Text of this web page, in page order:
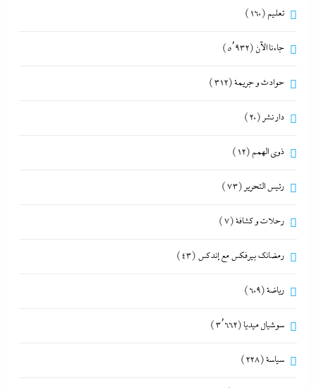
تعليم (160)
جاءنا الآن (5٬932)
حوادث و جريمة(312)
دار نشر (20)
ذوى الهمم (12)
رئيس التحرير (73)
رحلات و كشافة(7)
رمضانك بيرفكس مع إندكس (43)
رياضة(609)
سوشيال ميديا (3٬662)
سياسة(228)